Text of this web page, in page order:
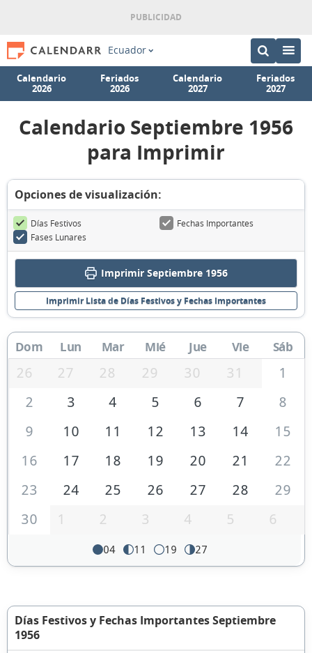
Ecuador
Calendario
2026
Feriados
2026
Calendario
2027
Feriados
2027
Calendario Septiembre 1956
para Imprimir
Opciones de visualización:
Días Festivos
Fechas Importantes
Fases Lunares
Imprimir Septiembre 1956
Imprimir Lista de Días Festivos y Fechas Importantes
Dom Lun Mar Mié Jue Vie Sáb
26 27 28 29 30 31
1
2
3 4 5 6 7
8
9
10 11 12 13 14
15
16
17 18 19 20 21
22
23
24 25 26 27 28
29
30
1 2 3 4 5 6
04 11 19 27
Días Festivos y Fechas Importantes Septiembre
1956